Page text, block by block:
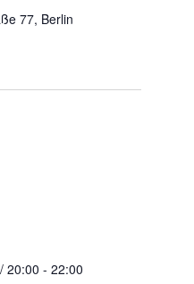
77, Berlin
20:00 - 22:00